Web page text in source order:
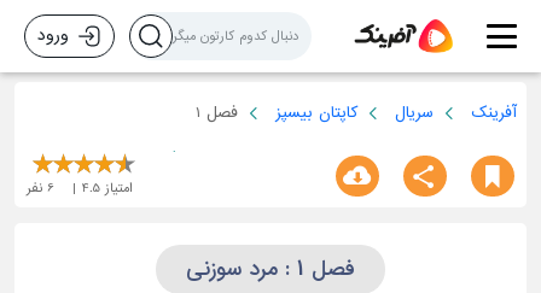
ورود
آفرینک سریال کاپتان بیسپز فصل 1
امتیاز 4.5
6 نفر
فصل 1 : مرد سوزنی